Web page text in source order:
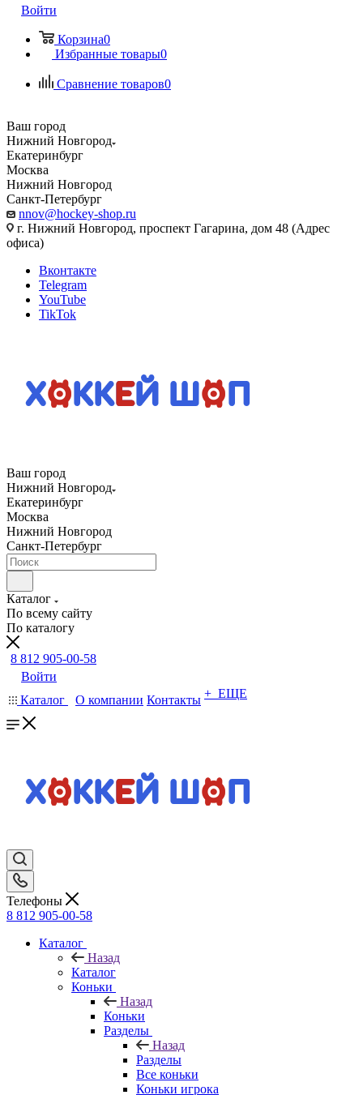
Войти
Корзина0
Избранные товары0
Сравнение товаров0
Ваш город
Нижний Новгород
Екатеринбург
Москва
Нижний Новгород
Санкт-Петербург
nnov@hockey-shop.ru
г. Нижний Новгород, проспект Гагарина, дом 48 (Адрес
офиса)
Вконтакте
Telegram
YouTube
TikTok
Ваш город
Нижний Новгород
Екатеринбург
Москва
Нижний Новгород
Санкт-Петербург
Каталог
По всему сайту
По каталогу
8 812 905-00-58
Войти
Каталог
О компании Контакты + ЕЩЕ
Телефоны
8 812 905-00-58
Каталог
Назад
Каталог
Коньки
Назад
Коньки
Разделы
Назад
Разделы
Все коньки
Коньки игрока